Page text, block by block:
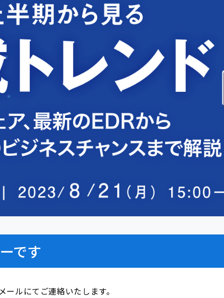
です
ルにてご連絡いたします。